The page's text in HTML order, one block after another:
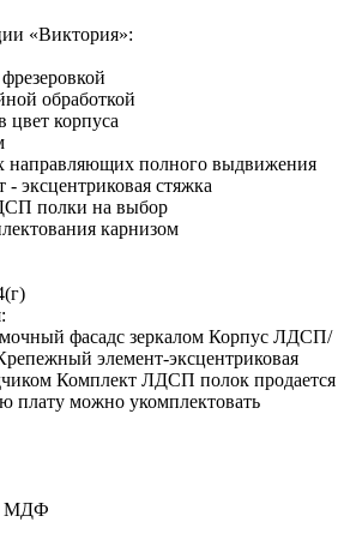
«Виктория»:
обработкой
корпуса
направляющих полного выдвижения
эксцентриковая стяжка
полки на выбор
карнизом
фасадс зеркалом Корпус ЛДСП/
элемент-эксцентриковая
Комплект ЛДСП полок продается
плату можно укомплектовать
МДФ